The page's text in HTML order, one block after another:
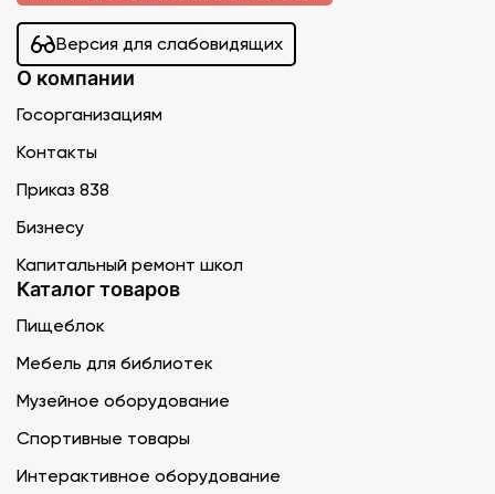
Версия для слабовидящих
О компании
Госорганизациям
Контакты
Приказ 838
Бизнесу
Капитальный ремонт школ
Каталог товаров
Пищеблок
Мебель для библиотек
Музейное оборудование
Спортивные товары
Интерактивное оборудование